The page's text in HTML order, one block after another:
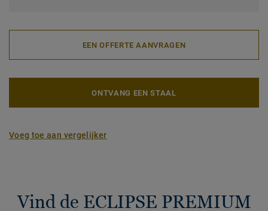
EEN OFFERTE AANVRAGEN
ONTVANG EEN STAAL
Voeg toe aan vergelijker
Vind de ECLIPSE PREMIUM